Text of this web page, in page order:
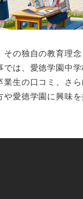
その独自の教育理
では、愛徳学園中
業生の口コミ、さ
や愛徳学園に興味